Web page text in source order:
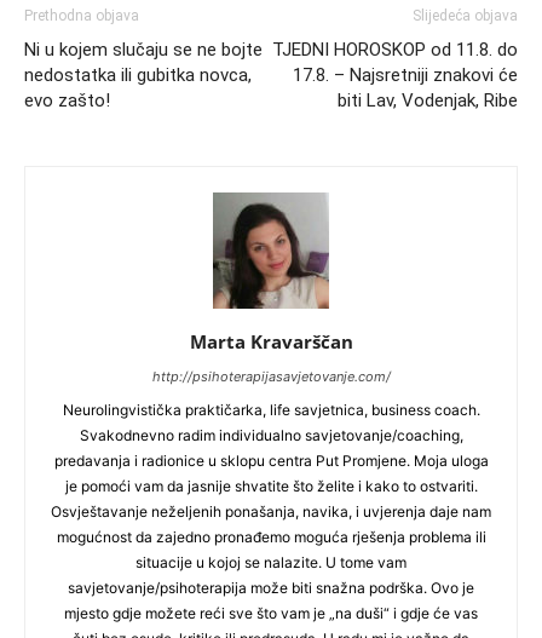
Prethodna objava
Ni u kojem slučaju se ne bojte
nedostatka ili gubitka novca,
evo zašto!
Slijedeća objava
TJEDNI HOROSKOP od 11.8. do
17.8. – Najsretniji znakovi će
biti Lav, Vodenjak, Ribe
Marta Kravarščan
http://psihoterapijasavjetovanje.com/
Neurolingvistička praktičarka, life savjetnica, business coach.
Svakodnevno radim individualno savjetovanje/coaching,
predavanja i radionice u sklopu centra Put Promjene. Moja uloga
je pomoći vam da jasnije shvatite što želite i kako to ostvariti.
Osvještavanje neželjenih ponašanja, navika, i uvjerenja daje nam
mogućnost da zajedno pronađemo moguća rješenja problema ili
situacije u kojoj se nalazite. U tome vam
savjetovanje/psihoterapija može biti snažna podrška. Ovo je
mjesto gdje možete reći sve što vam je „na duši“ i gdje će vas